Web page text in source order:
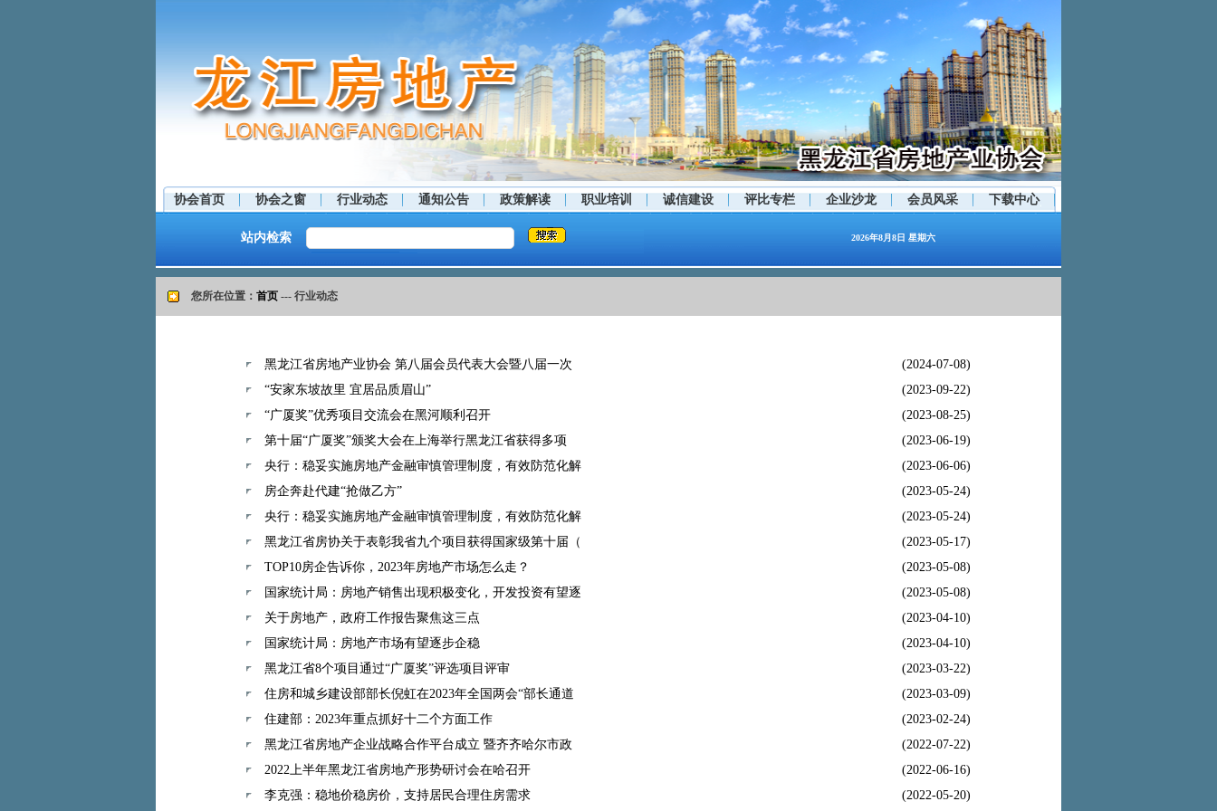
协会首页 协会之窗 行业动态 通知公告 政策解读 职业培训 诚信建设 评比专栏 企业沙龙 会员风采 下载中心
站内检索 2026年8月8日 星期六
您所在位置： 首页 --- 行业动态
(2024-07-08)
黑龙江省房地产业协会 第八届会员代表大会暨八届一次
(2023-09-22)
“安家东坡故里 宜居品质眉山”
(2023-08-25)
“广厦奖”优秀项目交流会在黑河顺利召开
(2023-06-19)
第十届“广厦奖”颁奖大会在上海举行黑龙江省获得多项
(2023-06-06)
央行：稳妥实施房地产金融审慎管理制度，有效防范化解
(2023-05-24)
房企奔赴代建“抢做乙方”
(2023-05-24)
央行：稳妥实施房地产金融审慎管理制度，有效防范化解
(2023-05-17)
黑龙江省房协关于表彰我省九个项目获得国家级第十届（
(2023-05-08)
TOP10房企告诉你，2023年房地产市场怎么走？
(2023-05-08)
国家统计局：房地产销售出现积极变化，开发投资有望逐
(2023-04-10)
关于房地产，政府工作报告聚焦这三点
(2023-04-10)
国家统计局：房地产市场有望逐步企稳
(2023-03-22)
黑龙江省8个项目通过“广厦奖”评选项目评审
(2023-03-09)
住房和城乡建设部部长倪虹在2023年全国两会“部长通道
(2023-02-24)
住建部：2023年重点抓好十二个方面工作
(2022-07-22)
黑龙江省房地产企业战略合作平台成立 暨齐齐哈尔市政
(2022-06-16)
2022上半年黑龙江省房地产形势研讨会在哈召开
(2022-05-20)
李克强：稳地价稳房价，支持居民合理住房需求